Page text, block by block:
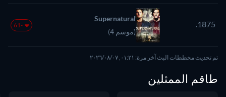
1875.
Supernatural
(موسم 4)
-61
تم تحديث مخططات البث آخر مرة: ٠١:٢١, ٠٧‏/٠٨‏/٢٠٢٦
طاقم الممثلين